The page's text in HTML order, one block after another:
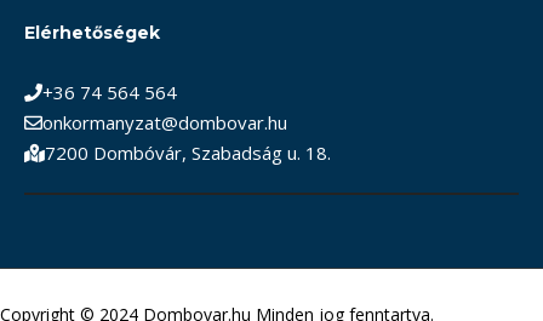
Elérhetőségek
+36 74 564 564
onkormanyzat@dombovar.hu
7200 Dombóvár, Szabadság u. 18.
Copyright © 2024 Dombovar.hu Minden jog fenntartva.